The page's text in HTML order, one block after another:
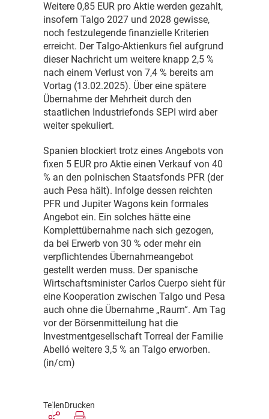
Weitere 0,85 EUR pro Aktie werden gezahlt,
insofern Talgo 2027 und 2028 gewisse,
noch festzulegende finanzielle Kriterien
erreicht. Der Talgo-Aktienkurs fiel aufgrund
dieser Nachricht um weitere knapp 2,5 %
nach einem Verlust von 7,4 % bereits am
Vortag (13.02.2025). Über eine spätere
Übernahme der Mehrheit durch den
staatlichen Industriefonds SEPI wird aber
weiter spekuliert.
Spanien blockiert trotz eines Angebots von
fixen 5 EUR pro Aktie einen Verkauf von 40
% an den polnischen Staatsfonds PFR (der
auch Pesa hält). Infolge dessen reichten
PFR und Jupiter Wagons kein formales
Angebot ein. Ein solches hätte eine
Komplettübernahme nach sich gezogen,
da bei Erwerb von 30 % oder mehr ein
verpflichtendes Übernahmeangebot
gestellt werden muss. Der spanische
Wirtschaftsminister Carlos Cuerpo sieht für
eine Kooperation zwischen Talgo und Pesa
auch ohne die Übernahme „Raum“. Am Tag
vor der Börsenmitteilung hat die
Investmentgesellschaft Torreal der Familie
Abelló weitere 3,5 % an Talgo erworben.
(in/cm)
TeilenDrucken